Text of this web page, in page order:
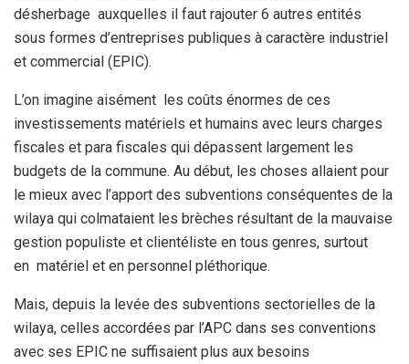
désherbage auxquelles il faut rajouter 6 autres entités
sous formes d’entreprises publiques à caractère industriel
et commercial (EPIC).
L’on imagine aisément les coûts énormes de ces
investissements matériels et humains avec leurs charges
fiscales et para fiscales qui dépassent largement les
budgets de la commune. Au début, les choses allaient pour
le mieux avec l’apport des subventions conséquentes de la
wilaya qui colmataient les brèches résultant de la mauvaise
gestion populiste et clientéliste en tous genres, surtout
en matériel et en personnel pléthorique.
Mais, depuis la levée des subventions sectorielles de la
wilaya, celles accordées par l’APC dans ses conventions
avec ses EPIC ne suffisaient plus aux besoins